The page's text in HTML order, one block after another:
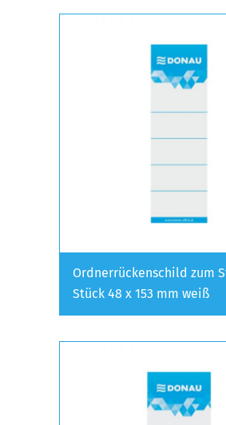
Ordnerrückenschild zum
Stück 48 x 153 mm weiß